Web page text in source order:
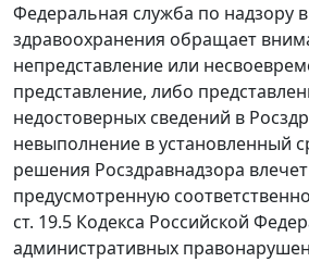
Федеральная служба по надзору
здравоохранения обращает
непредставление или
представление, либо
недостоверных сведений в
невыполнение в установленный
решения Росздравнадзора
предусмотренную
ст. 19.5 Кодекса Российской
административных